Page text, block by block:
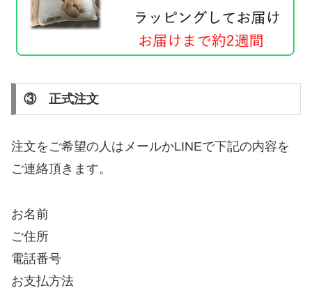
③ 正式注文
注文をご希望の人はメールかLINEで下記の内容を
ご連絡頂きます。
お名前
ご住所
電話番号
お支払方法